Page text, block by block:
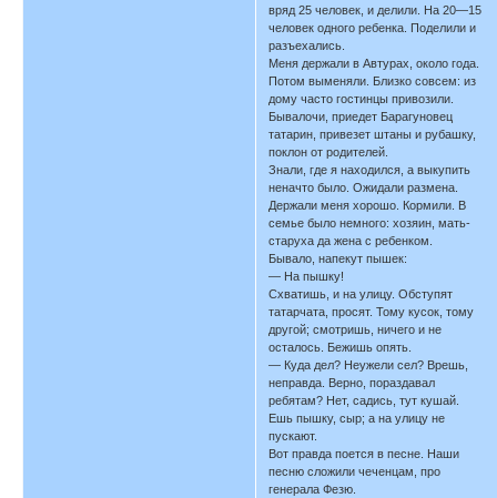
вряд 25 человек, и делили. На 20—15
человек одного ребенка. Поделили и
разъехались.
Меня держали в Автурах, около года.
Потом выменяли. Близко совсем: из
дому часто гостинцы привозили.
Бывалочи, приедет Барагуновец
татарин, привезет штаны и рубашку,
поклон от родителей.
Знали, где я находился, а выкупить
неначто было. Ожидали размена.
Держали меня хорошо. Кормили. В
семье было немного: хозяин, мать-
старуха да жена с ребенком.
Бывало, напекут пышек:
— На пышку!
Схватишь, и на улицу. Обступят
татарчата, просят. Тому кусок, тому
другой; смотришь, ничего и не
осталось. Бежишь опять.
— Куда дел? Неужели сел? Врешь,
неправда. Верно, пораздавал
ребятам? Нет, садись, тут кушай.
Ешь пышку, сыр; а на улицу не
пускают.
Вот правда поется в песне. Наши
песню сложили чеченцам, про
генерала Фезю.